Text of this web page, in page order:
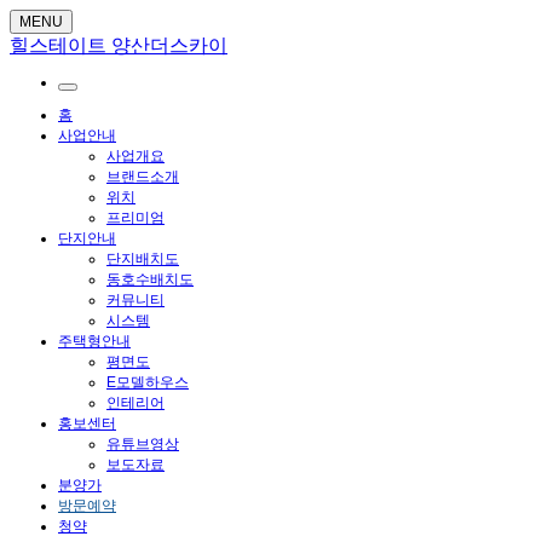
MENU
힐스테이트 양산더스카이
홈
사업안내
사업개요
브랜드소개
위치
프리미엄
단지안내
단지배치도
동호수배치도
커뮤니티
시스템
주택형안내
평면도
E모델하우스
인테리어
홍보센터
유튜브영상
보도자료
분양가
방문예약
청약